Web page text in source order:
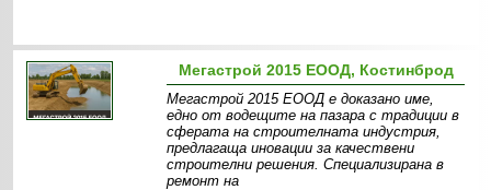
Мегастрой 2015 ЕООД, Костинброд
Мегастрой 2015 ЕООД е доказано име,
едно от водещите на пазара с традиции в
сферата на строителната индустрия,
предлагаща иновации за качествени
строителни решения. Специализирана в
ремонт на